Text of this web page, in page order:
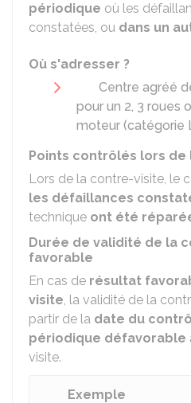
périodique où les
constatées, ou dans un
Où s'adresser ?
Centre agréé
pour un 2, 3 roues
moteur (catégorie
Points contrôlés lors
Lors de la contre-visite, le
les défaillances
technique ont été
Durée de validité de la
favorable
En cas de résultat
visite, la validité de la
partir de la date du
périodique défavorable
visite.
Exemple